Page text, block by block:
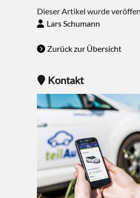
Dieser Artikel wurde
Lars Schumann
Zurück zur Übersicht
Kontakt